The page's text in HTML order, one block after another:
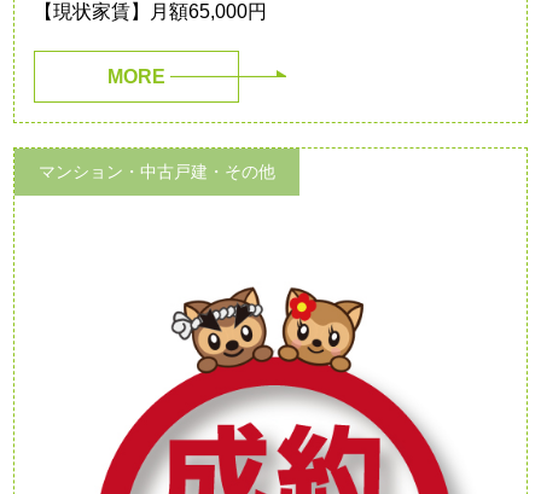
【現状家賃】月額65,000円
MORE
マンション・中古戸建・その他